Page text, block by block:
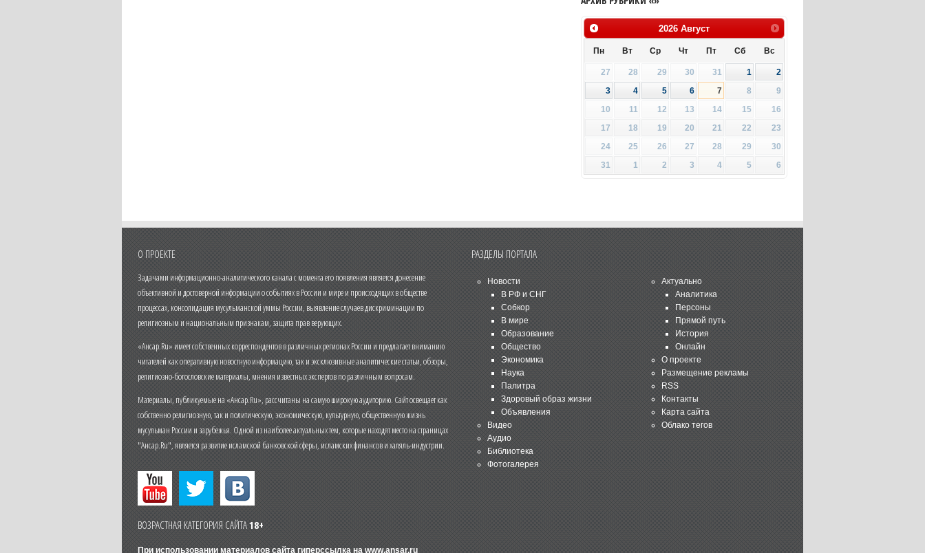
2026 Август
Пн Вт Ср Чт Пт Сб Вс
27 28 29 30 31 1
2
3
4 5 6 7 8
9
10
11 12 13 14 15
16
17
18 19 20 21 22
23
24
25 26 27 28 29
30
31
1 2 3 4 5 6
О ПРОЕКТЕ
Задачами информационно-аналитического канала с момента его появления является донесение
объективной и достоверной информации о событиях в России и мире и происходящих в обществе
процессах, консолидация мусульманской уммы России, выявление случаев дискриминации по
религиозным и национальным признакам, защита прав верующих.
«Ансар.Ru» имеет собственных корреспондентов в различных регионах России и предлагает вниманию
читателей как оперативную новостную информацию, так и эксклюзивные аналитические статьи, обзоры,
религиозно-богословские материалы, мнения известных экспертов по различным вопросам.
Материалы, публикуемые на «Ансар.Ru», рассчитаны на самую широкую аудиторию. Сайт освещает как
собственно религиозную, так и политическую, экономическую, культурную, общественную жизнь
мусульман России и зарубежья. Одной из наиболее актуальных тем, которые находят место на страницах
"Ансар.Ru", является развитие исламской банковской сферы, исламских финансов и халяль-индустрии.
ВОЗРАСТНАЯ КАТЕГОРИЯ САЙТА18+
При использовании материалов сайта гиперссылка на www.ansar.ru
РАЗДЕЛЫ ПОРТАЛА
Новости
В РФ и СНГ
Собкор
В мире
Образование
Общество
Экономика
Наука
Палитра
Здоровый образ жизни
Объявления
Видео
Аудио
Библиотека
Фотогалерея
Актуально
Аналитика
Персоны
Прямой путь
История
Онлайн
О проекте
Размещение рекламы
RSS
Контакты
Карта сайта
Облако тегов